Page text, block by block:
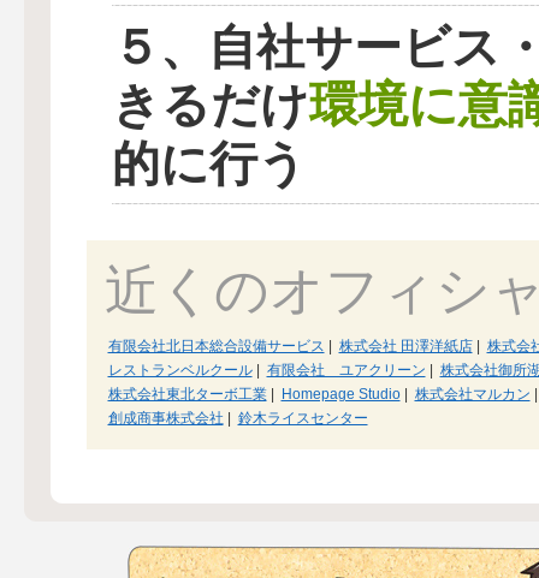
５、自社サービス
きるだけ環境に意
的に行う
近くのオフィシ
有限会社北日本総合設備サービス 株式会社 田澤洋紙店|
株式会
レストランベルクール| 有限会社 ユアクリーン
株式会社御
株式会社東北ターボ工業| Homepage Studio| 株式会社マルカン
創成商事株式会社
鈴木ライスセンター